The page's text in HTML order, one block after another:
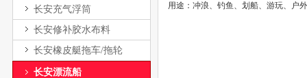
长安充气浮筒
长安修补胶水布料
长安橡皮艇拖车/拖轮
长安漂流船
用途：冲浪、钓鱼、划船、游玩、户